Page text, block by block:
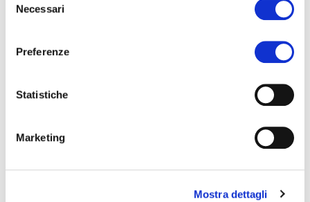
modificare o revocare il proprio consenso in qualsiasi
momento dalla Dichiarazione sui cookie o facendo clic
raccogliere informazioni sulla tua posizione
geografica, con un'approssimazione di qualche
Identificare il tuo dispositivo, scansionandolo
Approfondisci come vengono elaborati i tuoi dati personali
delNecessari
Preferenze
Statistiche
Marketing
Mostra dettagli
观察
<p>&nbsp;&nbsp;以3D方式近距离观察我们展厅中的